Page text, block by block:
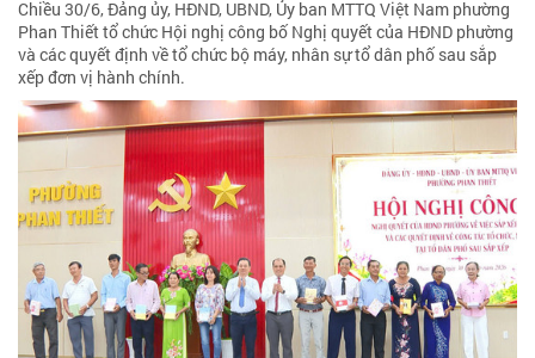
Chiều 30/6, Đảng ủy, HĐND, UBND, Ủy ban MTTQ Việt Nam phường
Phan Thiết tổ chức Hội nghị công bố Nghị quyết của HĐND phường
và các quyết định về tổ chức bộ máy, nhân sự tổ dân phố sau sắp
xếp đơn vị hành chính.